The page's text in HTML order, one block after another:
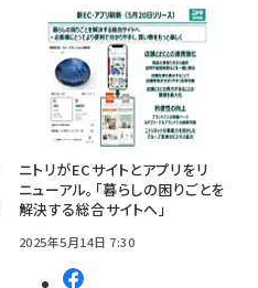
ニトリがECサイトとアプリをリ
ニューアル。「暮らしの困りごとを
解決する総合サイトへ」
2025年5月14日 7:30